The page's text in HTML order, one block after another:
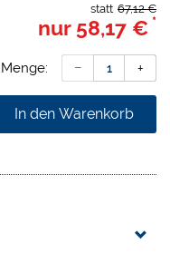
eine schnelle,
Höhere Flexibilität für
des Wurzelkanals
67,12 €
statt
nur 58,17 € *
Menge:
In den Warenkorb